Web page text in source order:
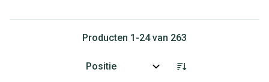
Producten 1 -24van 263
Sorteer op: